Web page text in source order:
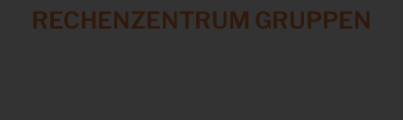
RECHENZENTRUM GRUPPEN